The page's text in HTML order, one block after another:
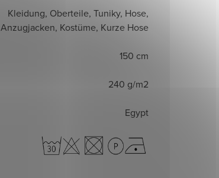
Kleidung, Oberteile, Tuniky, Hose,
Anzugjacken, Kostüme, Kurze Hose
150 cm
240 g/m2
Egypt